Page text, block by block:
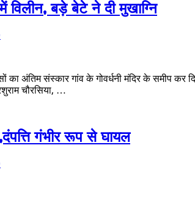
विलीन, बड़े बेटे ने दी मुखाग्नि
का अंतिम संस्कार गांव के गोवर्धनी मंदिर के समीप कर
चौरसिया, …
गंभीर रूप से घायल